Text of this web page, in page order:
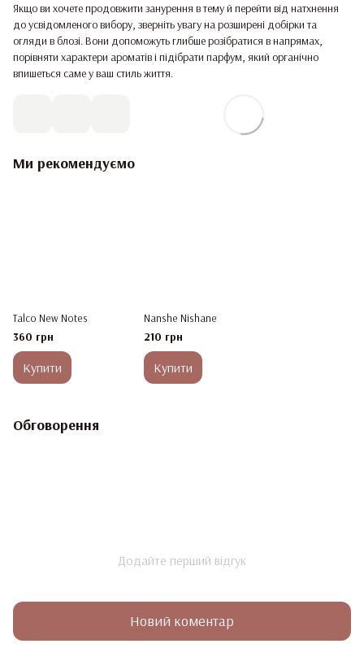
Якщо ви хочете продовжити занурення в тему й перейти від натхнення
до усвідомленого вибору, зверніть увагу на розширені добірки та
огляди в блозі. Вони допоможуть глибше розібратися в напрямах,
порівняти характери ароматів і підібрати парфум, який органічно
впишеться саме у ваш стиль життя.
Ми рекомендуємо
Talco New Notes
360 грн
Купити
Nanshe Nishane
210 грн
Купити
Обговорення
Додайте перший відгук
Новий коментар